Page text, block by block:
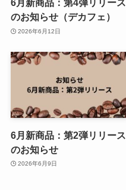
6月新商品：第4弾リリース
のお知らせ（デカフェ）
2026年6月12日
6月新商品：第2弾リリース
のお知らせ
2026年6月9日